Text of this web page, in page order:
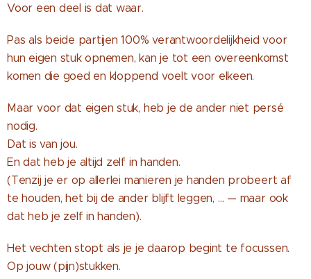
Voor een deel is dat waar.
Pas als beide partijen 100% verantwoordelijkheid voor
hun eigen stuk opnemen, kan je tot een overeenkomst
komen die goed en kloppend voelt voor elkeen.
Maar voor dat eigen stuk, heb je de ander niet persé
nodig.
Dat is van jou.
En dat heb je altijd zelf in handen.
(Tenzij je er op allerlei manieren je handen probeert af
te houden, het bij de ander blijft leggen, … — maar ook
dat heb je zelf in handen).
Het vechten stopt als je je daarop begint te focussen.
Op jouw (pijn)stukken.